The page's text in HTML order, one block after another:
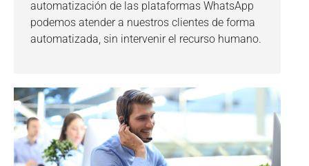
automatización de las plataformas WhatsApp
podemos atender a nuestros clientes de forma
automatizada, sin intervenir el recurso humano.